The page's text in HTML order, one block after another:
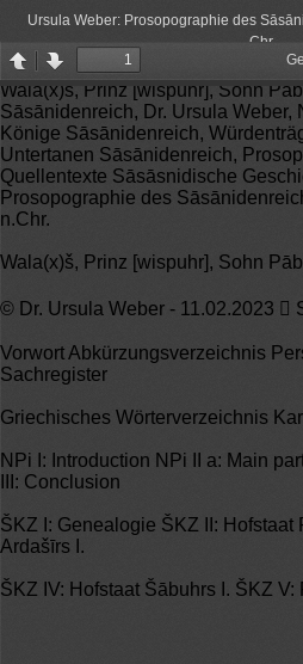
Ursula Weber: Prosopographie des
Chr.
Page
up
Page
down
Wala(x)š, Prinz [wispuhr], Sohn
Sāsānidenreich, Dr. Ursula Weber,
Könige Sāsānidenreich,
Untertanen Sāsānidenreich,
Quellentexte Sāsāsnidische
Prosopographie des
n.Chr.
Wala(x)š, Prinz [wispuhr], Sohn
© Dr. Ursula Weber - 11.02.2023 
Vorwort Abkürzungsverzeichnis
Sachregister
Griechisches Wörterverzeichnis
NPi I: Introduction NPi II a: Main
III: Conclusion
ŠKZ I: Genealogie ŠKZ II: Hofstaat
Ardašīrs I.
ŠKZ IV: Hofstaat Šābuhrs I. ŠKZ V: